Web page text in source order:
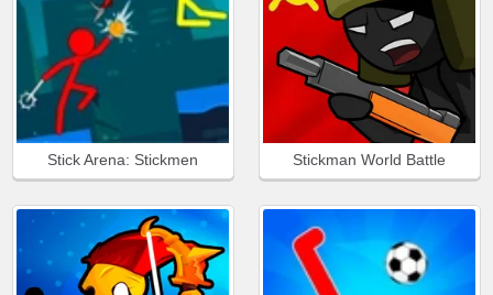
Stick Arena: Stickmen Stickman World Battle